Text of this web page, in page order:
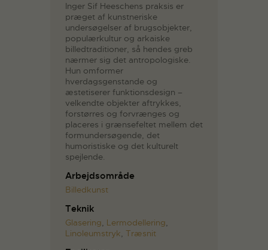
Inger Sif Heeschens praksis er
præget af kunstneriske
undersøgelser af brugsobjekter,
populærkultur og arkaiske
billedtraditioner, så hendes greb
nærmer sig det antropologiske.
Hun omformer
hverdagsgenstande og
æstetiserer funktionsdesign –
velkendte objekter aftrykkes,
forstørres og forvrænges og
placeres i grænsefeltet mellem det
formundersøgende, det
humoristiske og det kulturelt
spejlende.
Arbejdsområde
Billedkunst
Teknik
Glasering, Lermodellering,
Linoleumstryk, Træsnit